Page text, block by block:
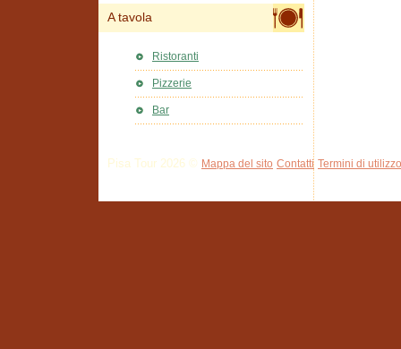
A tavola
Ristoranti
Pizzerie
Bar
Pisa Tour 2026 © Mappa del sito Contatti Termini di utilizzo